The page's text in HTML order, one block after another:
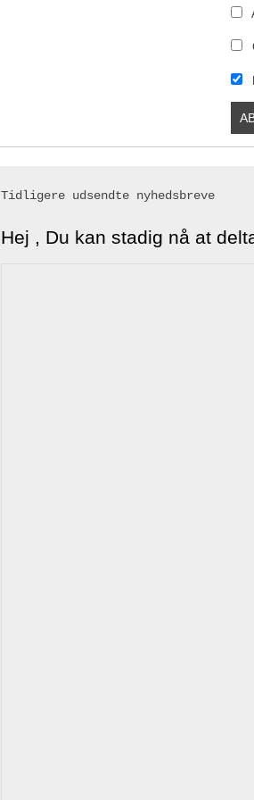
Tidligere udsendte nyhedsbreve
Hej , Du kan stadig nå at